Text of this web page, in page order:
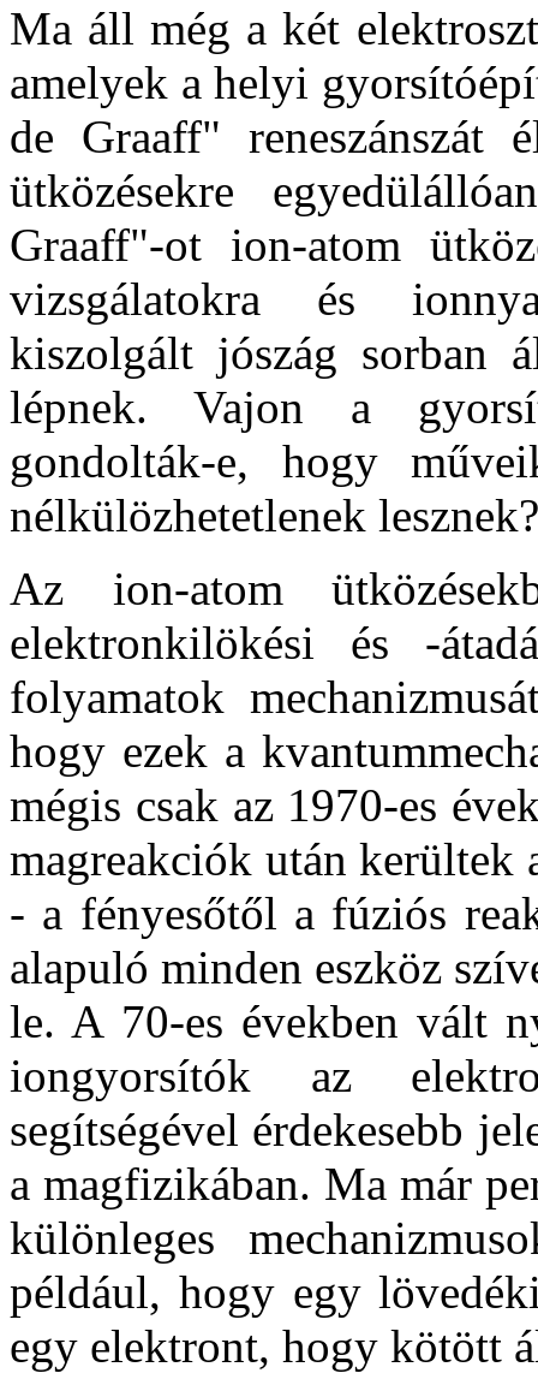
Ma áll még a két
amelyek a helyi
de Graaff" reneszánszát
ütközésekre
Graaff"-ot ion-atom
vizsgálatokra és
kiszolgált jószág sorban
lépnek. Vajon a
gondolták-e, hogy
nélkülözhetetlenek lesznek?
Az ion-atom
elektronkilökési és -
folyamatok
hogy ezek a
mégis csak az 1970-es
magreakciók után kerültek
- a fényesőtől a fúziós
alapuló minden eszköz
le. A 70-es években vált
iongyorsítók az
segítségével érdekesebb
a magfizikában. Ma már
különleges
például, hogy egy
egy elektront, hogy kötött